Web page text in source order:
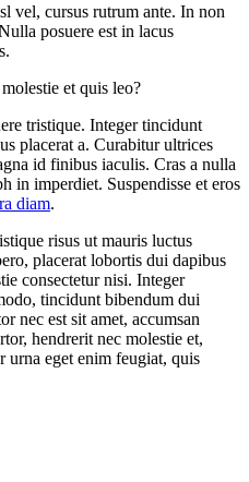
vel, cursus rutrum ante. In non
posuere est in lacus
et quis leo?
tristique. Integer tincidunt
placerat a. Curabitur ultrices
id finibus iaculis. Cras a nulla
in imperdiet. Suspendisse et eros
diam.
risus ut mauris luctus
placerat lobortis dui dapibus
consectetur nisi. Integer
tincidunt bibendum dui
nec est sit amet, accumsan
hendrerit nec molestie et,
urna eget enim feugiat, quis